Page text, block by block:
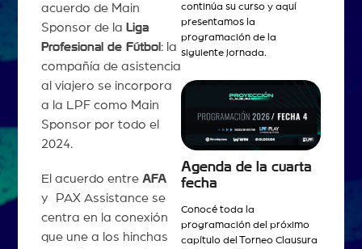
acuerdo de Main
Sponsor de la Liga
Profesional de Fútbol : la
compañía de asistencia
al viajero se incorpora
a la LPF como Main
Sponsor por todo el
2024.
El acuerdo entre AFA
y PAX Assistance se
centra en la conexión
que une a los hinchas
continúa su curso y aquí
presentamos la
programación de la
siguiente jornada.
Agenda de la cuarta
fecha
Conocé toda la
programación del próximo
capítulo del Torneo Clausura